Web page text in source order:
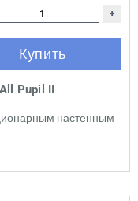
Pupil II
настенным
+
Купить